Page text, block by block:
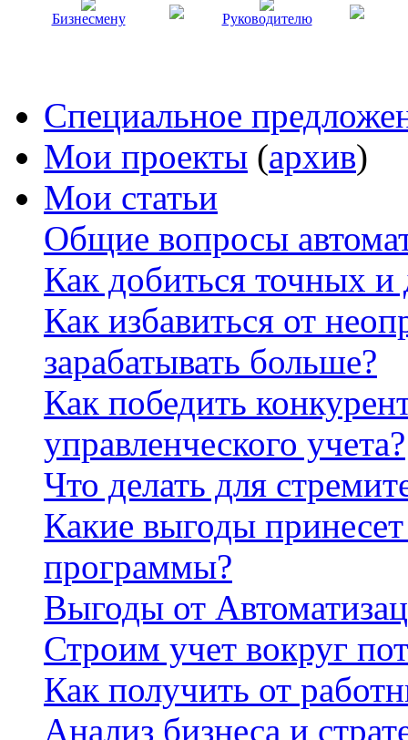
Бизнесмену Руководителю
Специальное
Мои проекты (архив)
Мои статьи
Общие вопросы
Как добиться точных
Как избавиться от
зарабатывать больше?
Как победить
управленческого учета?
Что делать для
Какие выгоды
программы?
Выгоды от
Строим учет вокруг
Как получить от
Анализ бизнеса и